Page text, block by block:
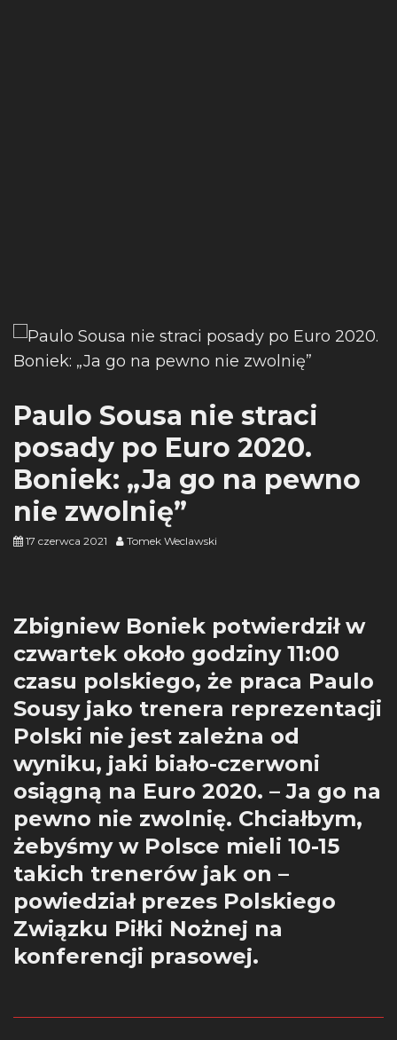
Paulo Sousa nie straci
posady po Euro 2020.
Boniek: „Ja go na pewno
nie zwolnię”
17 czerwca 2021 Tomek Weclawski
Zbigniew Boniek potwierdził w
czwartek około godziny 11:00
czasu polskiego, że praca Paulo
Sousy jako trenera reprezentacji
Polski nie jest zależna od
wyniku, jaki biało-czerwoni
osiągną na Euro 2020. – Ja go na
pewno nie zwolnię. Chciałbym,
żebyśmy w Polsce mieli 10-15
takich trenerów jak on –
powiedział prezes Polskiego
Związku Piłki Nożnej na
konferencji prasowej.